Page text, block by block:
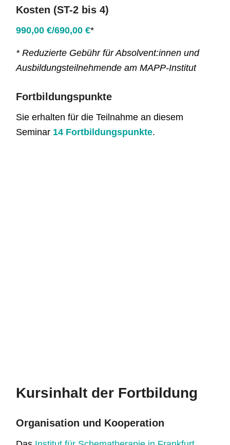
Kosten (ST-2 bis 4)
990,00 €/690,00 €*
* Reduzierte Gebühr für Absolvent:innen und
Ausbildungsteilnehmende am MAPP-Institut
Fortbildungspunkte
Sie erhalten für die Teilnahme an diesem
Seminar 14 Fortbildungspunkte.
Kursinhalt der Fortbildung
Organisation und Kooperation